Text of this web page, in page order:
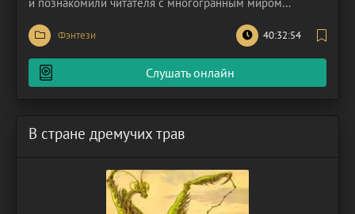
Малазана, то «Память Льда» возводит на нём
грандиозное строение, наполненное эпическим
размахом, глубокой философией и душераздирающими
человеческими драмами. Эта
Фэнтези 40:32:54
Слушать онлайн
В стране дремучих трав